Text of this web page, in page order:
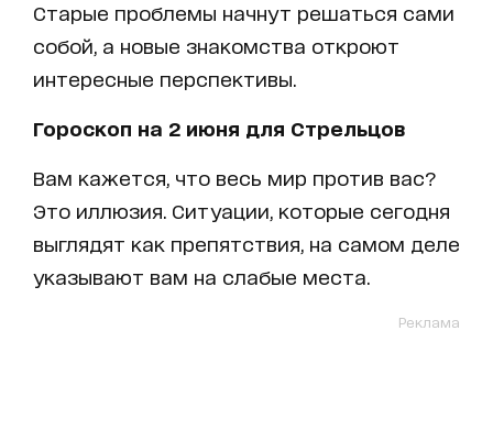
Старые проблемы начнут решаться сами
собой, а новые знакомства откроют
интересные перспективы.
Гороскоп на 2 июня для Стрельцов
Вам кажется, что весь мир против вас?
Это иллюзия. Ситуации, которые сегодня
выглядят как препятствия, на самом деле
указывают вам на слабые места.
Реклама